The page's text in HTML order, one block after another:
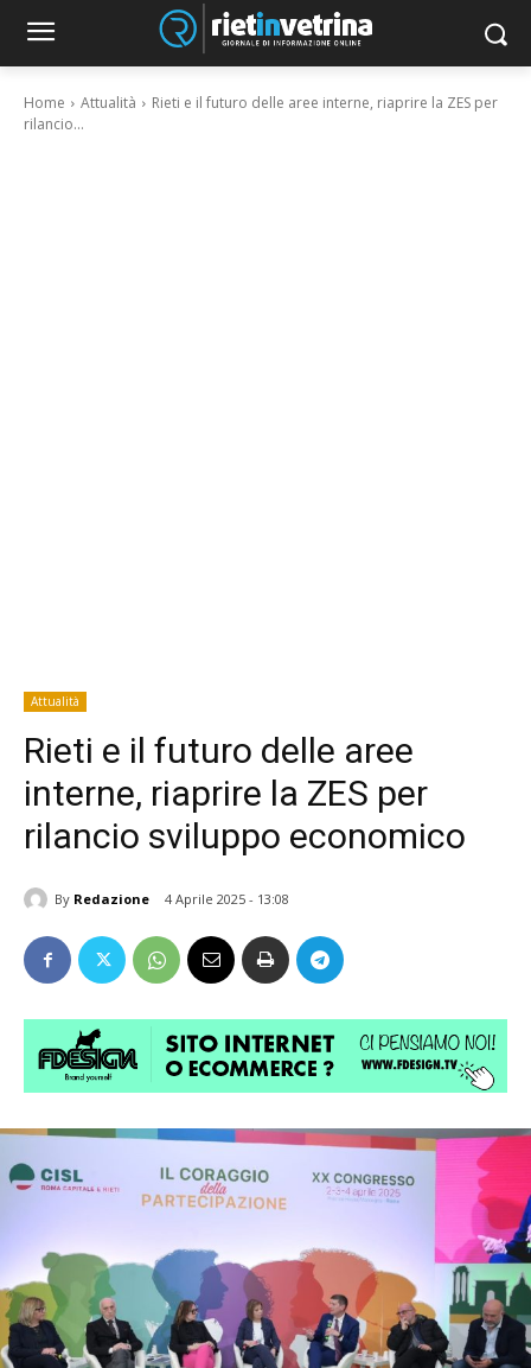
Home Attualità
Rieti e il futuro delle aree interne, riaprire la ZES per
rilancio...
Attualità
Rieti e il futuro delle aree
interne, riaprire la ZES per
rilancio sviluppo economico
By Redazione 4 Aprile 2025 - 13:08